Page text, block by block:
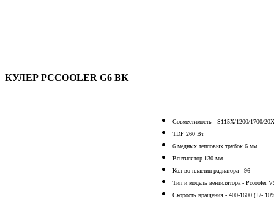
КУЛЕР PCCOOLER G6 BK
Совместимость - S115X/1200/1700/
TDP 260 Вт
6 медных тепловых трубок 6 мм
Вентилятор 130 мм
Кол-во пластин радиатора - 96
Тип и модель вентилятора - Pccooler
Скорость вращения - 400-1600 (+/-